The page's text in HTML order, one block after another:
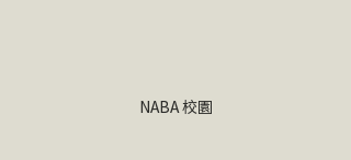
NABA 校園